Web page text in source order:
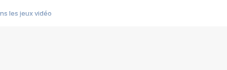
les jeux vidéo